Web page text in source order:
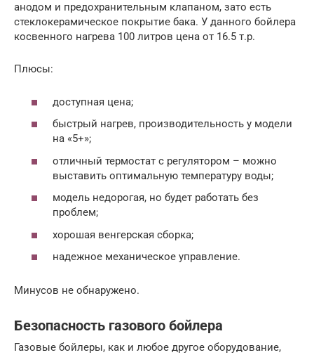
анодом и предохранительным клапаном, зато есть
стеклокерамическое покрытие бака. У данного бойлера
косвенного нагрева 100 литров цена от 16.5 т.р.
Плюсы:
доступная цена;
быстрый нагрев, производительность у модели
на «5+»;
отличный термостат с регулятором – можно
выставить оптимальную температуру воды;
модель недорогая, но будет работать без
проблем;
хорошая венгерская сборка;
надежное механическое управление.
Минусов не обнаружено.
Безопасность газового бойлера
Газовые бойлеры, как и любое другое оборудование,